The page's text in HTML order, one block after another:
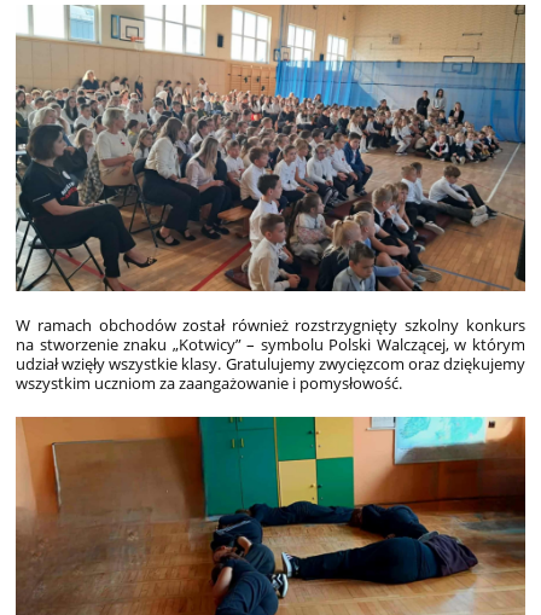
W ramach obchodów został również rozstrzygnięty szkolny konkurs
na stworzenie znaku „Kotwicy” – symbolu Polski Walczącej, w którym
udział wzięły wszystkie klasy. Gratulujemy zwycięzcom oraz dziękujemy
wszystkim uczniom za zaangażowanie i pomysłowość.